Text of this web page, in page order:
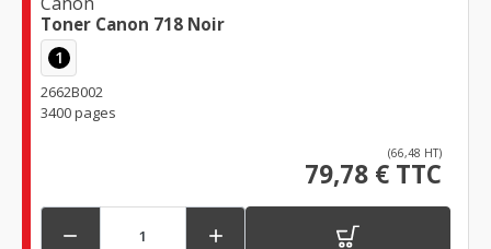
Toner Canon 718 Noir
1
2662B002
3400 pages
(66,48 HT)
79,78 € TTC
 